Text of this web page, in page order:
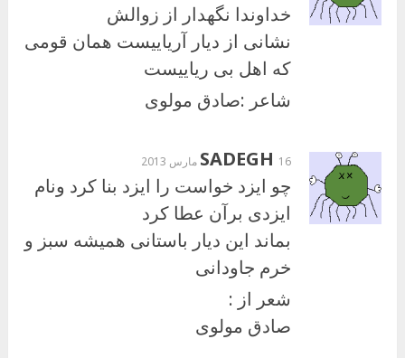
خداوندا نگهدار از زوالش
نشانی از دیار آریاییست همان قومی
که اهل بی ریاییست
شاعر :صادق مولوی
SADEGH 16 مارس 2013
چو ایزد خواست را ایزد بنا کرد ونام
ایزدی برآن عطا کرد
بماند این دیار باستانی همیشه سبز و
خرم جاودانی
شعر از :
صادق مولوی